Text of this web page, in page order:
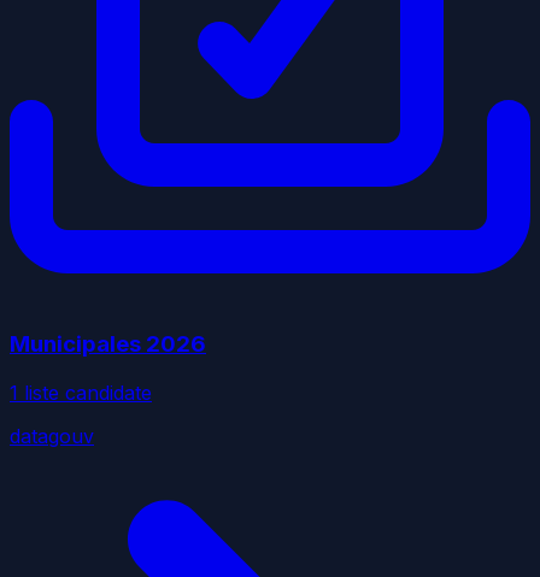
Municipales 2026
1 liste candidate
datagouv